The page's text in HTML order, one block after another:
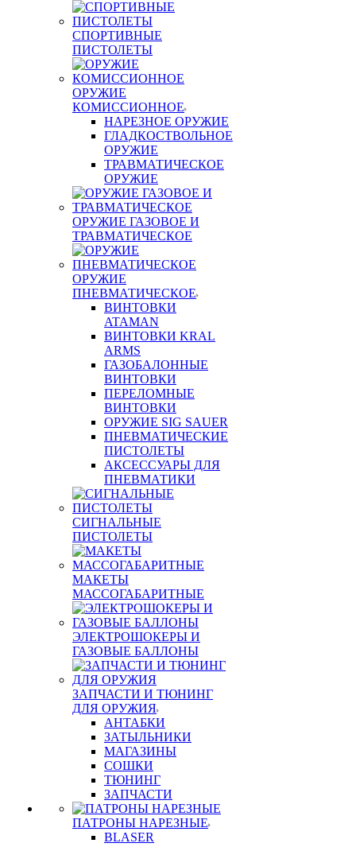
СПОРТИВНЫЕ
ПИСТОЛЕТЫ
ОРУЖИЕ
КОМИССИОННОЕ
НАРЕЗНОЕ ОРУЖИЕ
ГЛАДКОСТВОЛЬНОЕ
ОРУЖИЕ
ТРАВМАТИЧЕСКОЕ
ОРУЖИЕ
ОРУЖИЕ ГАЗОВОЕ И
ТРАВМАТИЧЕСКОЕ
ОРУЖИЕ
ПНЕВМАТИЧЕСКОЕ
ВИНТОВКИ
ATAMAN
ВИНТОВКИ KRAL
ARMS
ГАЗОБАЛОННЫЕ
ВИНТОВКИ
ПЕРЕЛОМНЫЕ
ВИНТОВКИ
ОРУЖИЕ SIG SAUER
ПНЕВМАТИЧЕСКИЕ
ПИСТОЛЕТЫ
АКСЕССУАРЫ ДЛЯ
ПНЕВМАТИКИ
СИГНАЛЬНЫЕ
ПИСТОЛЕТЫ
МАКЕТЫ
МАССОГАБАРИТНЫЕ
ЭЛЕКТРОШОКЕРЫ И
ГАЗОВЫЕ БАЛЛОНЫ
ЗАПЧАСТИ И ТЮНИНГ
ДЛЯ ОРУЖИЯ
АНТАБКИ
ЗАТЫЛЬНИКИ
МАГАЗИНЫ
СОШКИ
ТЮНИНГ
ЗАПЧАСТИ
ПАТРОНЫ НАРЕЗНЫЕ
BLASER